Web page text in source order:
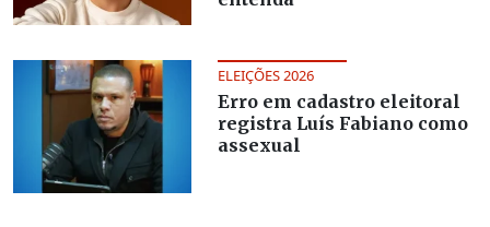
ELEIÇÕES 2026
Erro em cadastro eleitoral
registra Luís Fabiano como
assexual